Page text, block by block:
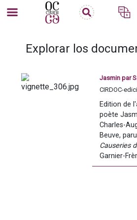
Explorar los
Jasmin par
CIRDOC-
Edition de
poète
Charles-
Causeries
Garnier-